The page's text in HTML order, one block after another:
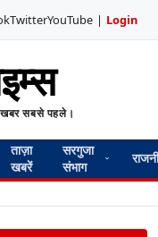
TwitterYouTube | Login
सबसे पहले।
ताज़ा
खबरें
सरगुजा
संभाग